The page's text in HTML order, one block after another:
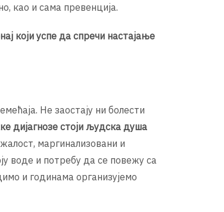
као и сама превенција.
који успе да спречи настајање
Не заостају ни болести
дијагнозе стоји људска душа
маргинализовани и
воде и потребу да се повежу са
и годинама организујемо